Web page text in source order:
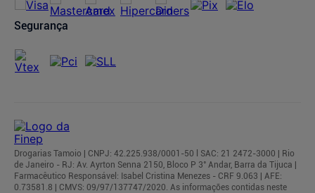
Segurança
Drogarias Tamoio | CNPJ: 42.225.938/0001-50 l SAC: 21 2472-3000 | Rio
de Janeiro - RJ: Av. Ayrton Senna 2150, Bloco P 3° Andar, Barra da Tijuca |
Farmacêutico Responsável: Isabel Cristina Menezes - CRF 9.063 | AFE:
0.73581.8 | CMVS: 09/97/137747/2020. As informações contidas neste